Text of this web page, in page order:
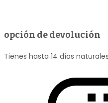
opción de devolución
Tienes hasta 14 días